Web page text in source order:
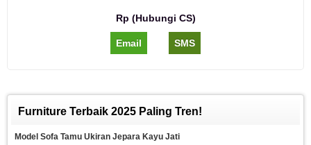
Rp (Hubungi CS)
Email SMS
Furniture Terbaik 2025 Paling Tren!
Model Sofa Tamu Ukiran Jepara Kayu Jati